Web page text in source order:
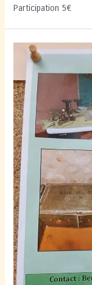
Participation 5€